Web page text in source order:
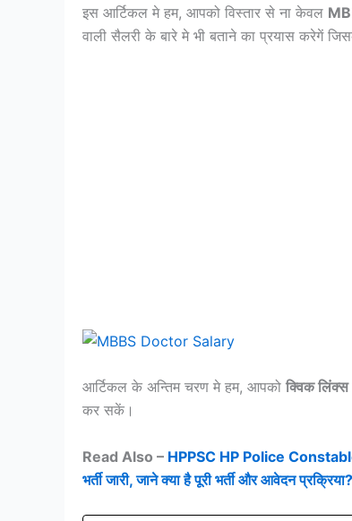
इस आर्टिकल मे हम, आपको विस्तार से ना केवल
वाली सैलरी के बारे मे भी बताने का प्रयास करेगें
आर्टिकल के अन्तिम चरण मे हम, आपको क्विक लिंक्स
कर सकें।
Read Also – HPPSC HP Police
भर्ती जारी, जाने क्या है पूरी भर्ती और आवेदन प्रक्रिया?